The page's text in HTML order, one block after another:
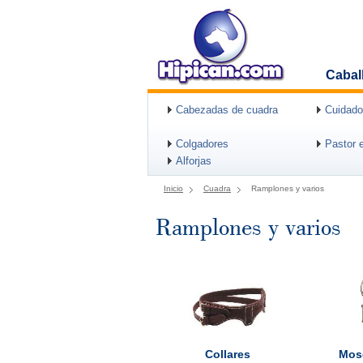
Cabezadas de cuadra
Colgadores
Pastor
Alforjas
Inicio Cuadra Ramplones y varios
Ramplones y varios
Collares